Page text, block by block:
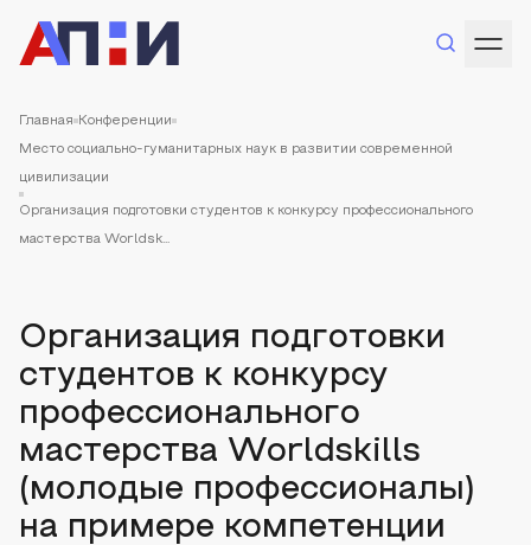
Главная Конференции
Место социально-гуманитарных наук в развитии современной
цивилизации
Организация подготовки студентов к конкурсу профессионального
мастерства Worldsk...
Организация подготовки
студентов к конкурсу
профессионального
мастерства Worldskills
(молодые профессионалы)
на примере компетенции